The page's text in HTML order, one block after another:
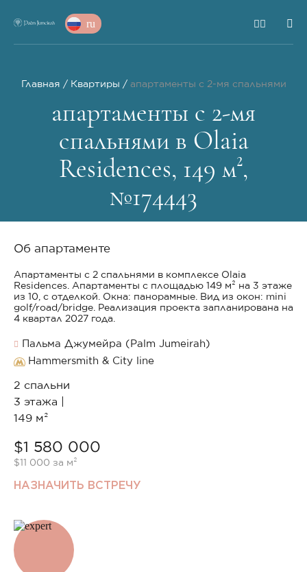
ru
Главная Квартиры апартаменты с 2-мя спальнями
апартаменты с 2-мя
спальнями в Olaia
Residences, 149 м²,
№174443
Об апартаменте
Апартаменты с 2 спальнями в комплексе Olaia
Residences. Апартаменты с площадью 149 м² на 3 этаже
из 10, с отделкой. Окна: панорамные. Вид из окон: mini
golf/road/bridge. Реализация проекта запланирована на
4 квартал 2027 года.
Пальма Джумейра (Palm Jumeirah)
Hammersmith & City line
2 спальни
3 этажа |
149 м²
$1 580 000
$11 000 за м²
НАЗНАЧИТЬ ВСТРЕЧУ